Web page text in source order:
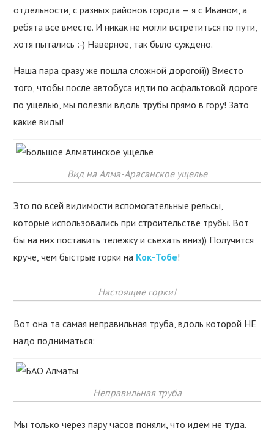
отдельности, с разных районов города — я с Иваном, а
ребята все вместе. И никак не могли встретиться по пути,
хотя пытались :-) Наверное, так было суждено.
Наша пара сразу же пошла сложной дорогой)) Вместо
того, чтобы после автобуса идти по асфальтовой дороге
по ущелью, мы полезли вдоль трубы прямо в гору! Зато
какие виды!
Вид на Алма-Арасанское ущелье
Это по всей видимости вспомогательные рельсы,
которые использовались при строительстве трубы. Вот
бы на них поставить тележку и съехать вниз)) Получится
круче, чем быстрые горки на Кок-Тобе!
Настоящие горки!
Вот она та самая неправильная труба, вдоль которой НЕ
надо подниматься:
Неправильная труба
Мы только через пару часов поняли, что идем не туда.